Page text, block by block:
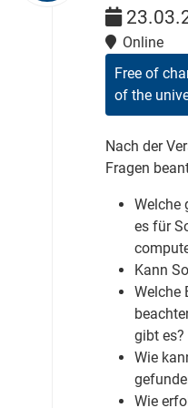
Online
Free of
of the
Nach der
Fragen
Welche
es für
Kann
Welche
gibt es?
Wie
Wie